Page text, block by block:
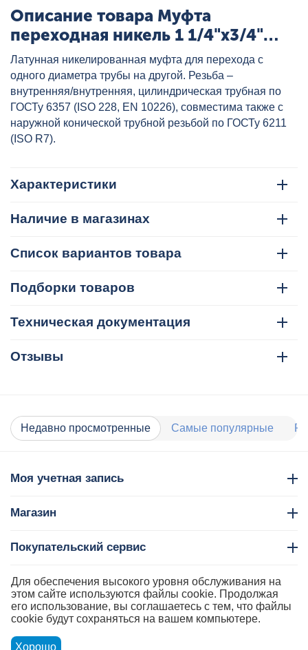
Описание товара Муфта
переходная никель 1 1/4"x3/4"
VALTEC, артикул: VTr.240.N.0705
Латунная никелированная муфта для перехода с
одного диаметра трубы на другой. Резьба –
внутренняя/внутренняя, цилиндрическая трубная по
ГОСТу 6357 (ISO 228, EN 10226), совместима также с
наружной конической трубной резьбой по ГОСТу 6211
(ISO R7).
Характеристики
Наличие в магазинах
Список вариантов товара
Подборки товаров
Техническая документация
Отзывы
Недавно просмотренные Самые популярные
Моя учетная запись
Магазин
Покупательский сервис
Контакты
Для обеспечения высокого уровня обслуживания на
этом сайте используются файлы cookie. Продолжая
его использование, вы соглашаетесь с тем, что файлы
cookie будут сохраняться на вашем компьютере.
Хорошо